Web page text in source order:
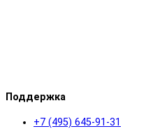
Поддержка
+7 (495) 645-91-31